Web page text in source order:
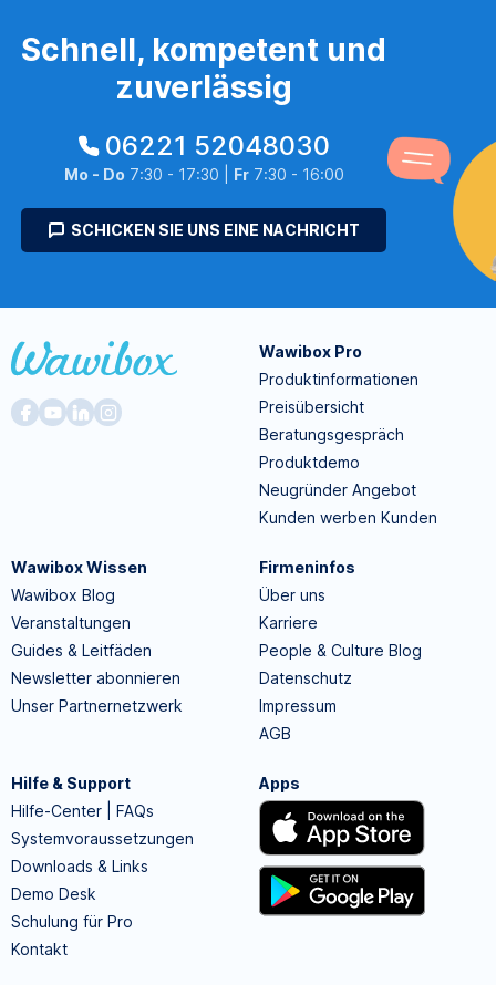
Schnell, kompetent und
zuverlässig
06221 52048030
Mo - Do 7:30 - 17:30 | Fr7:30 - 16:00
SCHICKEN SIE UNS EINE NACHRICHT
Wawibox Pro
Produktinformationen
Preisübersicht
Beratungsgespräch
Produktdemo
Neugründer Angebot
Kunden werben Kunden
Wawibox Wissen
Wawibox Blog
Veranstaltungen
Guides & Leitfäden
Newsletter abonnieren
Unser Partnernetzwerk
Firmeninfos
Über uns
Karriere
People & Culture Blog
Datenschutz
Impressum
AGB
Hilfe & Support
Hilfe-Center | FAQs
Systemvoraussetzungen
Downloads & Links
Demo Desk
Schulung für Pro
Kontakt
Apps